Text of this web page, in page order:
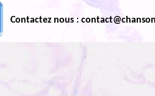
Contactez nous :